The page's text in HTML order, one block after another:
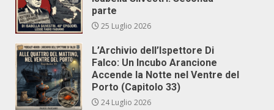
parte
25 Luglio 2026
L’Archivio dell’Ispettore Di
Falco: Un Incubo Arancione
Accende la Notte nel Ventre del
Porto (Capitolo 33)
24 Luglio 2026